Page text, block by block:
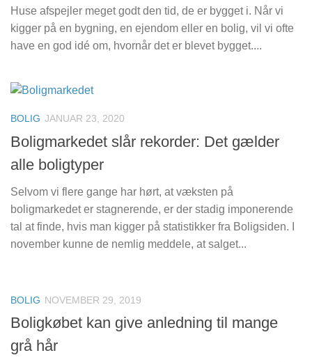
Huse afspejler meget godt den tid, de er bygget i. Når vi
kigger på en bygning, en ejendom eller en bolig, vil vi ofte
have en god idé om, hvornår det er blevet bygget....
BOLIG JANUAR 23, 2020
Boligmarkedet slår rekorder: Det gælder
alle boligtyper
Selvom vi flere gange har hørt, at væksten på
boligmarkedet er stagnerende, er der stadig imponerende
tal at finde, hvis man kigger på statistikker fra Boligsiden. I
november kunne de nemlig meddele, at salget...
BOLIG NOVEMBER 29, 2019
Boligkøbet kan give anledning til mange
grå hår